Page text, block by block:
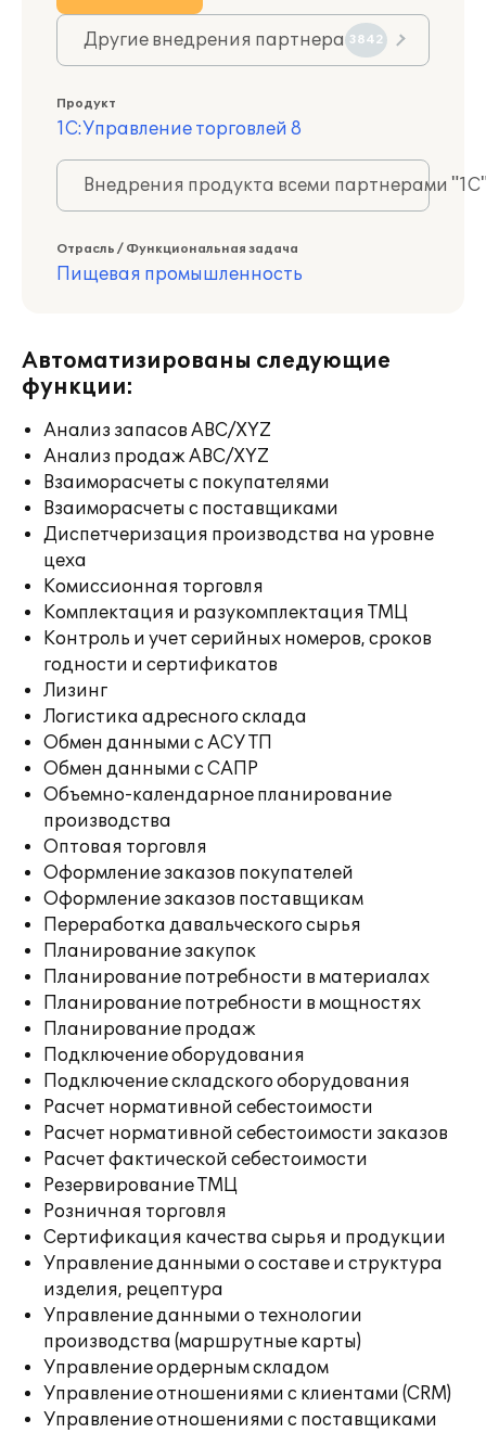
Другие внедрения партнера 3842
Продукт
1С:Управление торговлей 8
Внедрения продукта всеми партнерами
Отрасль / Функциональная задача
Пищевая промышленность
Автоматизированы следующие
функции:
Анализ запасов ABC/XYZ
Анализ продаж ABC/XYZ
Взаиморасчеты с покупателями
Взаиморасчеты с поставщиками
Диспетчеризация производства на уровне
цеха
Комиссионная торговля
Комплектация и разукомплектация ТМЦ
Контроль и учет серийных номеров, сроков
годности и сертификатов
Лизинг
Логистика адресного склада
Обмен данными с АСУ ТП
Обмен данными с САПР
Объемно-календарное планирование
производства
Оптовая торговля
Оформление заказов покупателей
Оформление заказов поставщикам
Переработка давальческого сырья
Планирование закупок
Планирование потребности в материалах
Планирование потребности в мощностях
Планирование продаж
Подключение оборудования
Подключение складского оборудования
Расчет нормативной себестоимости
Расчет нормативной себестоимости заказов
Расчет фактической себестоимости
Резервирование ТМЦ
Розничная торговля
Сертификация качества сырья и продукции
Управление данными о составе и структура
изделия, рецептура
Управление данными о технологии
производства (маршрутные карты)
Управление ордерным складом
Управление отношениями с клиентами (CRM)
Управление отношениями с поставщиками